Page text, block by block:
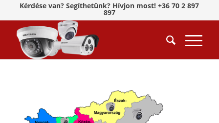
Kérdése van? Segíthetünk? Hívjon most! +36 70 2 897
897